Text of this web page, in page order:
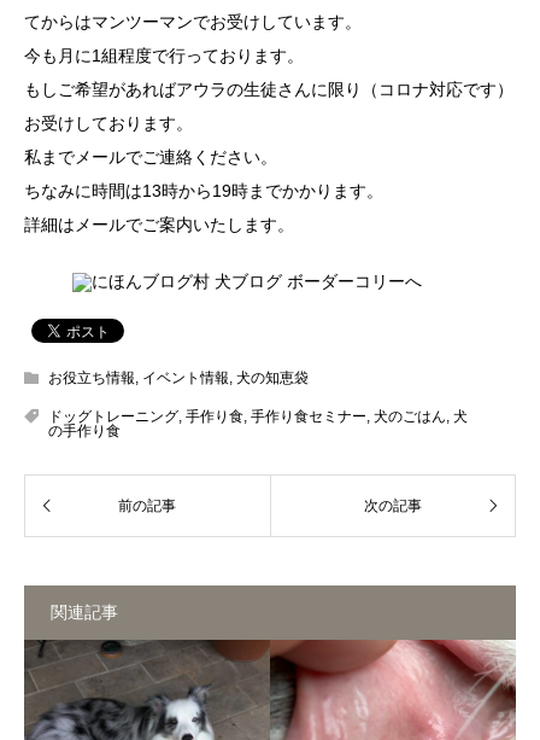
てからはマンツーマンでお受けしています。
今も月に1組程度で行っております。
もしご希望があればアウラの生徒さんに限り（コロナ対応です）
お受けしております。
私までメールでご連絡ください。
ちなみに時間は13時から19時までかかります。
詳細はメールでご案内いたします。
お役立ち情報, イベント情報, 犬の知恵袋
ドッグトレーニング, 手作り食, 手作り食セミナー, 犬のごはん, 犬
の手作り食
関連記事